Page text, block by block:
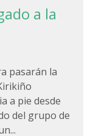
a la
pasarán la
a pie desde
del grupo de